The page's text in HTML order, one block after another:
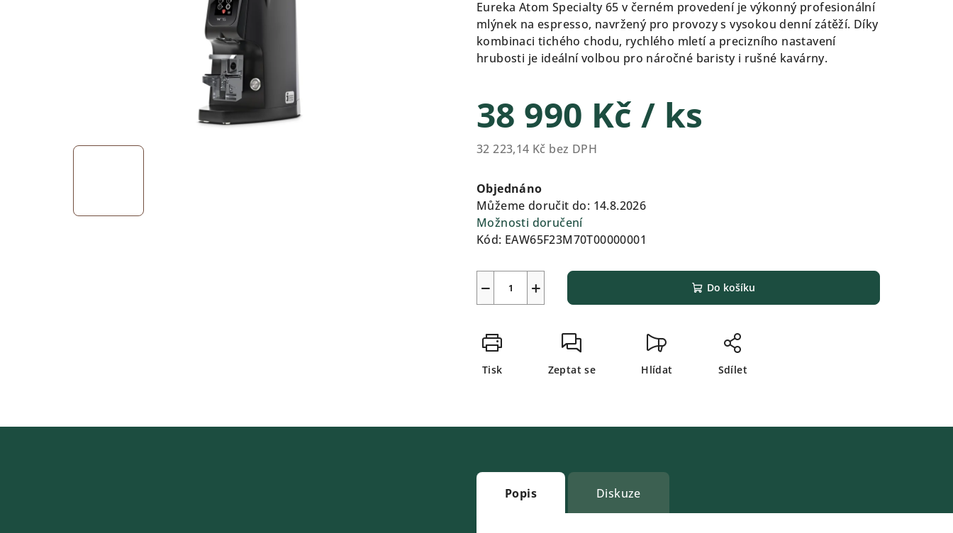
0,0
z
Eureka Atom Specialty 65 v černém provedení je výkonný profesionální
mlýnek na espresso, navržený pro provozy s vysokou denní zátěží. Díky
kombinaci tichého chodu, rychlého mletí a precizního nastavení
hrubosti je ideální volbou pro náročné baristy i rušné kavárny.
38 990 Kč / ks
32 223,14 Kč bez DPH
cena:
Objednáno
Můžeme doručit do: 14.8.2026
Možnosti doručení
Kód: EAW65F23M70T00000001
+
− Do košíku
Tisk Zeptat se Hlídat Sdílet
Popis Diskuze